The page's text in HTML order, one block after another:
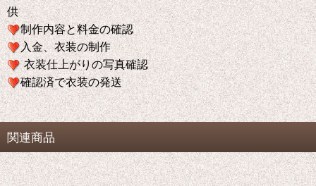
供
制作内容と料金の確認
入金、衣装の制作
衣装仕上がりの写真確認
確認済で衣装の発送
関連商品